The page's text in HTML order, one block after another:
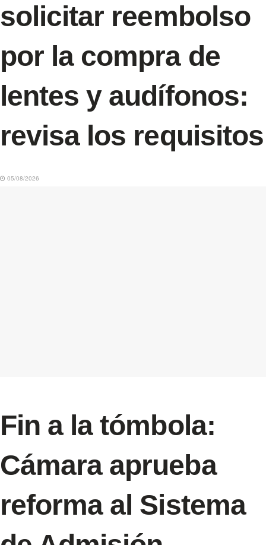
solicitar reembolso
por la compra de
lentes y audífonos:
revisa los requisitos
05/08/2026
Fin a la tómbola:
Cámara aprueba
reforma al Sistema